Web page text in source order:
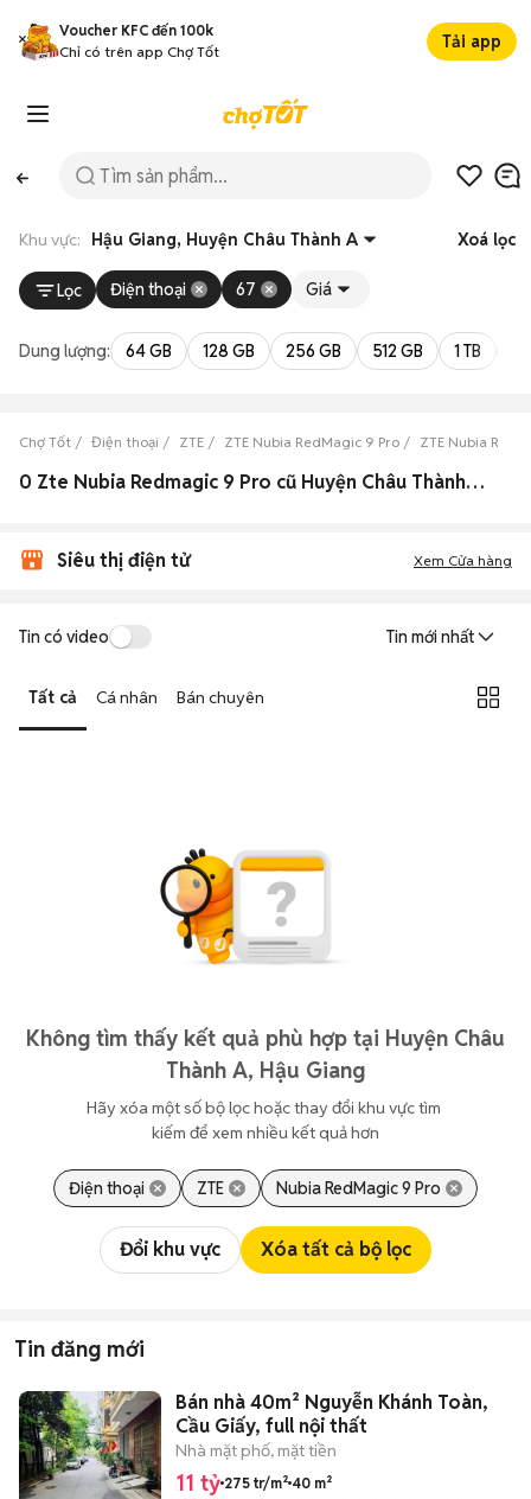
Voucher KFC đến 100k
Chỉ có trên app Chợ Tốt
Tải app
Khu vực: Hậu Giang, Huyện Châu Thành A Xoá lọc
Lọc Điện thoại 67 Giá
Dung lượng: 64 GB 128 GB 256 GB 512 GB 1 TB
Chợ Tốt Điện thoại ZTE ZTE Nubia RedMagic 9 Pro ZTE Nubia
0 Zte Nubia Redmagic 9 Pro cũ Huyện Châu Thành A, Hậu Giang đẹp
Siêu thị điện tử Xem Cửa hàng
Tin có video Tin mới nhất
Tất cả Cá nhân Bán chuyên
Không tìm thấy kết quả phù hợp tại Huyện Châu
Thành A, Hậu Giang
Hãy xóa một số bộ lọc hoặc thay đổi khu vực tìm
kiếm để xem nhiều kết quả hơn
Điện thoại ZTE Nubia RedMagic 9 Pro
Đổi khu vực Xóa tất cả bộ lọc
Tin đăng mới
Bán nhà 40m² Nguyễn Khánh Toàn,
Cầu Giấy, full nội thất
Nhà mặt phố, mặt tiền
11 tỷ 275 tr/m² 40 m²